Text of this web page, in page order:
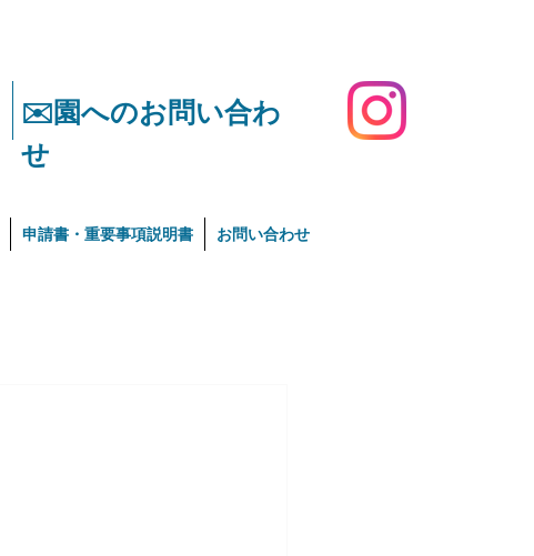
​✉️園へのお問い合わ
せ
申請書・重要事項説明書 お問い合わせ